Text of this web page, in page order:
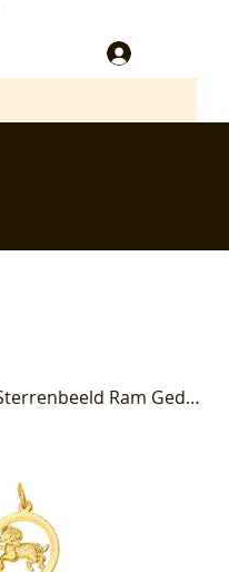
Sialia 40.18371 - 14K Hanger Sterrenbeeld Ram Gediamanteerd